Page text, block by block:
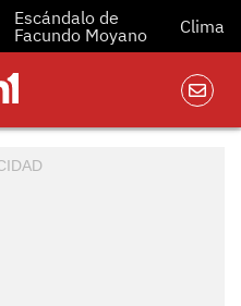
Escándalo de
Facundo Moyano
Clima